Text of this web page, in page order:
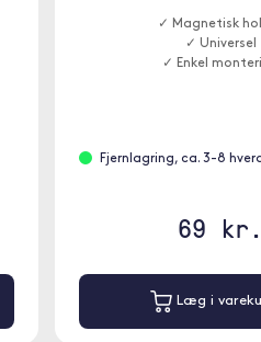
✓ Magnetisk
✓ Universel
✓ Enkel
Fjernlagring, ca. 3-8
69 kr.
Læg i